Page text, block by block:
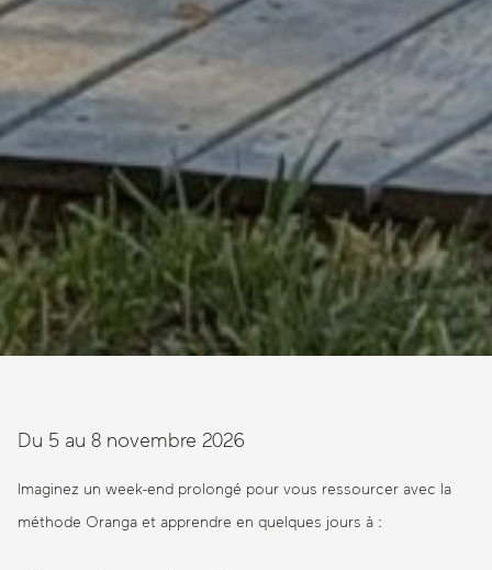
Du 5 au 8 novembre 2026
Imaginez un week-end prolongé pour vous ressourcer avec la
méthode Oranga et apprendre en quelques jours à :